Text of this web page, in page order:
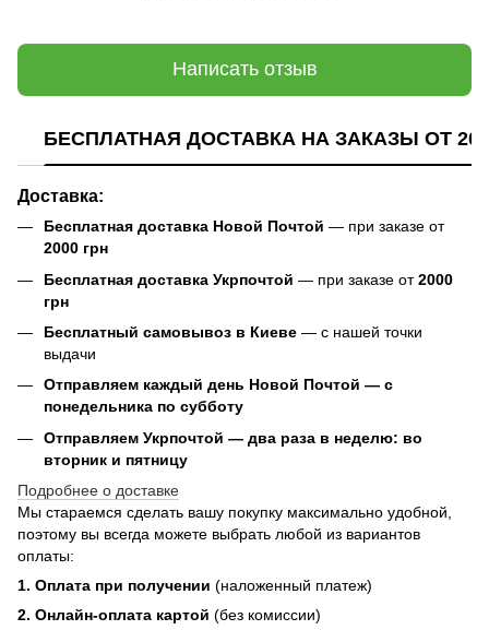
Написать отзыв
БЕСПЛАТНАЯ ДОСТАВКА НА ЗАКАЗЫ ОТ
Доставка:
Бесплатная доставка Новой Почтой — при заказе от
2000 грн
Бесплатная доставка Укрпочтой — при заказе от2000
грн
Бесплатный самовывоз в Киеве — с нашей точки
выдачи
Отправляем каждый день Новой Почтой — с
понедельника по субботу
Отправляем Укрпочтой — два раза в неделю: во
вторник и пятницу
Подробнее о доставке
Мы стараемся сделать вашу покупку максимально удобной,
поэтому вы всегда можете выбрать любой из вариантов
оплаты:
1. Оплата при получении (наложенный платеж)
2. Онлайн-оплата картой (без комиссии)